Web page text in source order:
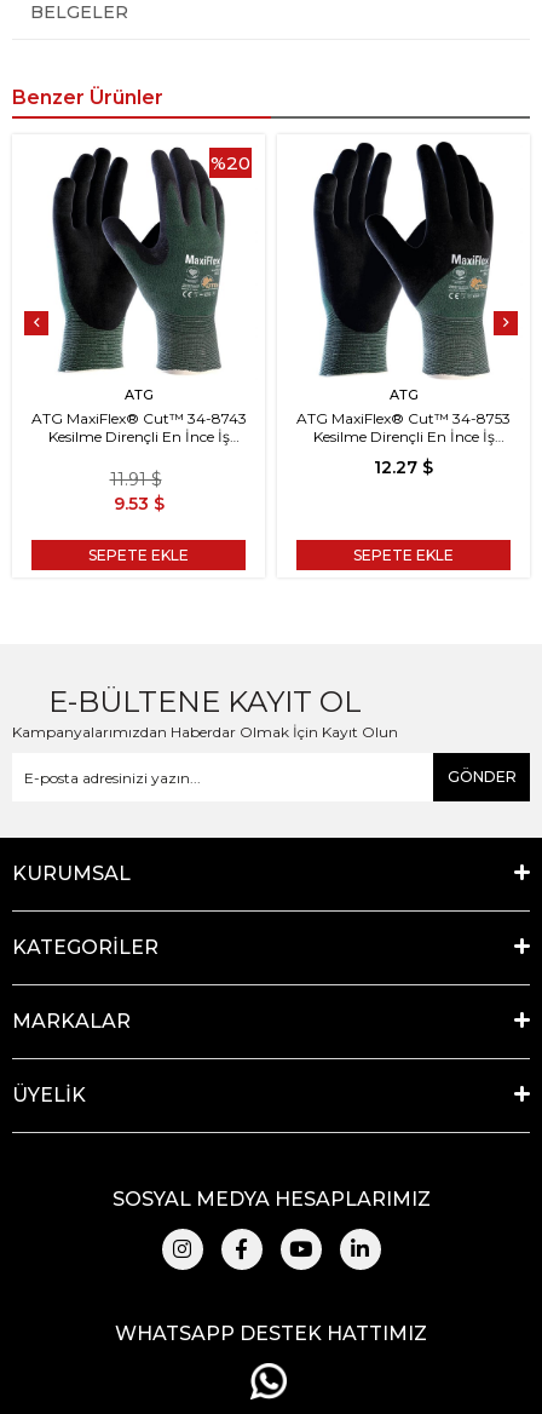
BELGELER
Benzer Ürünler
ATG
ATG MaxiFlex® Cut™ 34-8743
Kesilme Dirençli En İnce İş
9.53 $
11.91 $
SEPETE EKLE
%20
ATG
ATG MaxiFlex® Cut™ 34-8753
Kesilme Dirençli En İnce İş
Eldiveni
12.27 $
SEPETE EKLE
E-BÜLTENE KAYIT OL
Kampanyalarımızdan Haberdar Olmak İçin Kayıt Olun
GÖNDER
KURUMSAL
KATEGORİLER
MARKALAR
ÜYELİK
SOSYAL MEDYA HESAPLARIMIZ
WHATSAPP DESTEK HATTIMIZ